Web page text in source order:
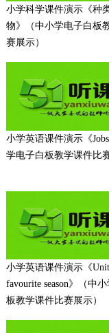
小学科学课件演示《种
物》（中小学电子白板
赛展示）
小学英语课件演示《
学电子白板教学课件比
小学英语课件演示《
favourite season》（中
板教学课件比赛展示）